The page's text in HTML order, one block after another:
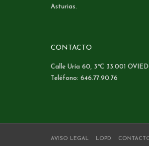
Asturias.
CONTACTO
Calle Uría 60, 3ºC 33.001
Teléfono: 646.77.90.76
AVISO LEGAL LOPD